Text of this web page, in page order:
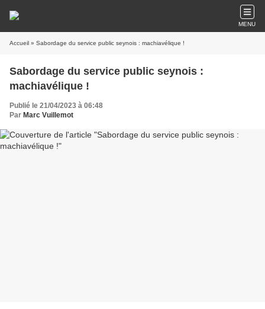
MENU
Accueil » Sabordage du service public seynois : machiavélique !
Sabordage du service public seynois :
machiavélique !
Publié le 21/04/2023 à 06:48
Par Marc Vuillemot